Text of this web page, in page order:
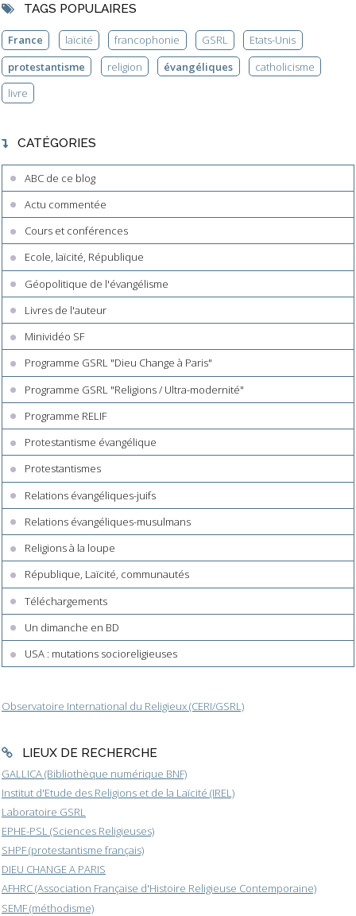
TAGS POPULAIRES
France laïcité francophonie GSRL
Etats-Unis
protestantisme
religion évangéliques
catholicisme
livre
CATÉGORIES
ABC de ce blog
Actu commentée
Cours et conférences
Ecole, laïcité, République
Géopolitique de l'évangélisme
Livres de l'auteur
Minividéo SF
Programme GSRL "Dieu Change à Paris"
Programme GSRL "Religions / Ultra-modernité"
Programme RELIF
Protestantisme évangélique
Protestantismes
Relations évangéliques-juifs
Relations évangéliques-musulmans
Religions à la loupe
République, Laïcité, communautés
Téléchargements
Un dimanche en BD
USA : mutations socioreligieuses
Observatoire International du Religieux (CERI/GSRL)
LIEUX DE RECHERCHE
GALLICA (Bibliothèque numérique BNF)
Institut d'Etude des Religions et de la Laïcité (IREL)
Laboratoire GSRL
EPHE-PSL (Sciences Religieuses)
SHPF (protestantisme français)
DIEU CHANGE A PARIS
AFHRC (Association Française d'Histoire Religieuse Contemporaine)
SEMF (méthodisme)